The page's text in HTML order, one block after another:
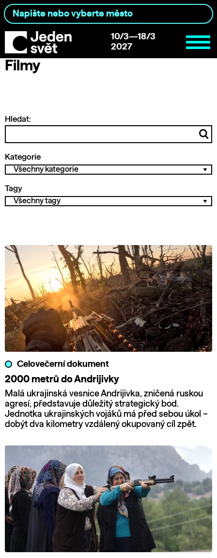
10/3—18/3
2027
Filmy
Hledat:
Kategorie
Tagy
Celovečerní dokument
2000 metrů do Andrijivky
Malá ukrajinská vesnice Andrijivka, zničená ruskou
agresí, představuje důležitý strategický bod.
Jednotka ukrajinských vojáků má před sebou úkol –
dobýt dva kilometry vzdálený okupovaný cíl zpět.